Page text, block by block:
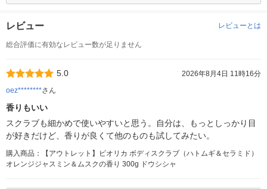
レビュー レビューとは
総合評価に有効なレビュー数が足りません
5.0
2026年8月4日 11時16分
oez********さん
香りもいい
スクラブも細かめで使いやすいと思う。自分は、もっとしっかり目
が好きだけど、香りが良くて他のものも試してみたい。
購入商品：【アウトレット】ビオリカ ボディスクラブ（ハトムギ＆セラミド）
オレンジジャスミン＆ムスクの香り 300g ドウシシャ